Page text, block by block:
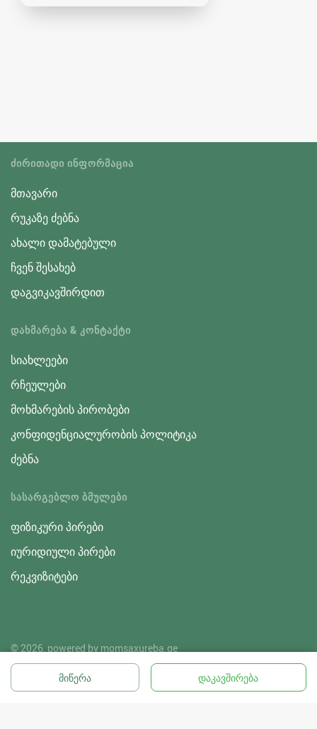
ᲫᲘᲠᲘᲗᲐᲓᲘ ᲘᲜᲤᲝᲠᲛᲐᲪᲘᲐ
მთავარი
რუკაზე ძებნა
ახალი დამატებული
ჩვენ შესახებ
დაგვიკავშირდით
ᲓᲐᲮᲛᲐᲠᲔᲑᲐ & ᲙᲝᲜᲢᲐᲥᲢᲘ
სიახლეები
რჩეულები
მოხმარების პირობები
კონფიდენციალურობის პოლიტიკა
ძებნა
ᲡᲐᲡᲐᲠᲒᲔᲑᲚᲝ ᲑᲛᲣᲚᲔᲑᲘ
ფიზიკური პირები
იურიდიული პირები
რეკვიზიტები
© 2026, powered by momsaxureba.ge